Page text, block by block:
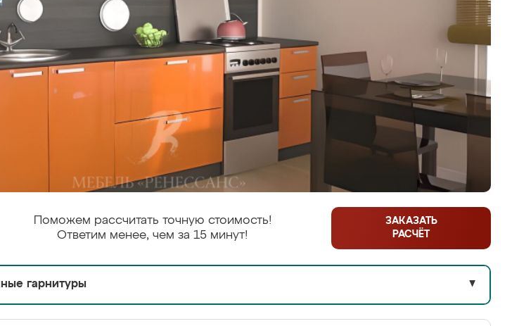
Поможем рассчитать точную стоимость!
Ответим менее, чем за 15 минут!
ЗАКАЗАТЬ
РАСЧЁТ
гарнитуры ▼